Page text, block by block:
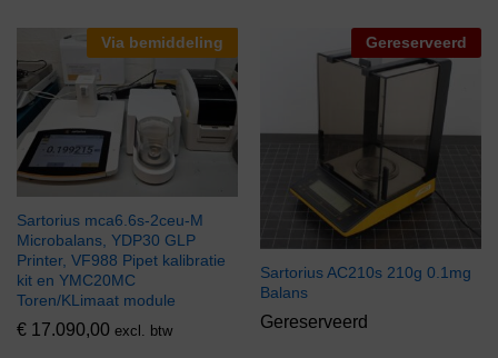
Via bemiddeling
Sartorius mca6.6s-2ceu-M
Microbalans, YDP30 GLP
Printer, VF988 Pipet kalibratie
kit en YMC20MC
Toren/KLimaat module
€ 17.090,00 excl. btw
Gereserveerd
Sartorius AC210s 210g 0.1mg
Balans
Gereserveerd